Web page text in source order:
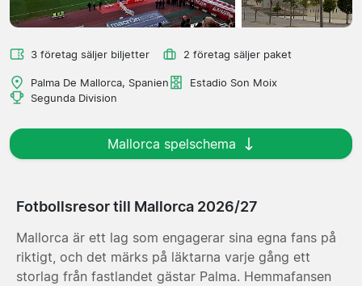
3 företag säljer biljetter 2 företag säljer paket
Palma De Mallorca, Spanien
Estadio Son Moix
Segunda Division
Mallorca spelschema
Fotbollsresor till Mallorca 2026/27
Mallorca är ett lag som engagerar sina egna fans på
riktigt, och det märks på läktarna varje gång ett
storlag från fastlandet gästar Palma. Hemmafansen